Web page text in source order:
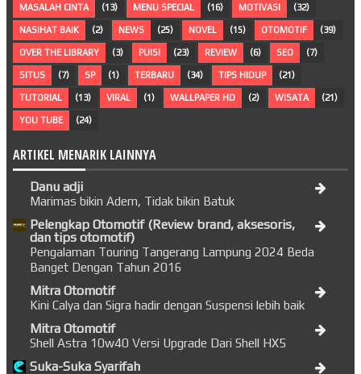
MASALAH CINTA (13) MENU SPECIAL (16) MOTIVASI (32)
NASIHAT BAIK (2) NEWS (25) NOVEL (15) OTOMOTIF (39)
OVER THE LIBRARY (3) PUISI (23) REVIEW (6) SEO (7)
SITUS (7) SP (1) TERBARU (34) TIPS HIDUP (21)
TUTORIAL (13) VIRAL (1) WALLPAPER HD (2) WISATA (21)
YOU TUBE (24)
ARTIKEL MENARIK LAINNYA
Danu adji
Marimas bikin Adem, Tidak bikin Batuk
Pelengkap Otomotif (Review brand, aksesoris,
dan tips otomotif)
Pengalaman Touring Tangerang Lampung 2024 Beda
Banget Dengan Tahun 2016
Mitra Otomotif
Kini Calya dan Sigra hadir dengan Suspensi lebih baik
Mitra Otomotif
Shell Astra 10w40 Versi Upgrade Dari Shell HX5
Suka-Suka Syarifah